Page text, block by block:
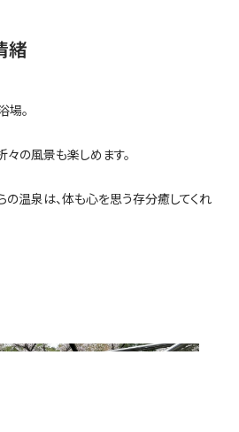
緒
。
の風景も楽しめます。
温泉は、体も心を思う存分癒してくれ